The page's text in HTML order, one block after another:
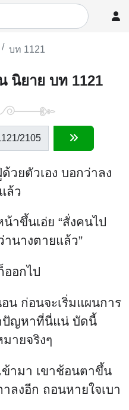
บท 1121
นิยาย บท 1121
/2105
วยตัวเอง บอกว่าลง
ล้ว
าขึ้นเอ่ย “สั่งคนไป
นางตายแล้ว”
ออกไป
น ก่อนจะเริ่มแผนการ
ปัญหาที่นี่แน่ บัดนี้
ายจริงๆ
ข้ามา เขาช้อนตาขึ้น
ลงอีก ถอนหายใจเบา